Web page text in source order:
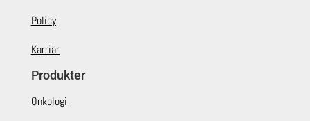
Policy
Karriär
Produkter
Onkologi